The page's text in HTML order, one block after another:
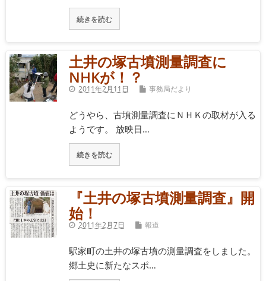
続きを読む
土井の塚古墳測量調査に
NHKが！？
2011年2月11日 事務局だより
どうやら、古墳測量調査にＮＨＫの取材が入る
ようです。 放映日…
続きを読む
『土井の塚古墳測量調査』開
始！
2011年2月7日 報道
駅家町の土井の塚古墳の測量調査をしました。
郷土史に新たなスポ…